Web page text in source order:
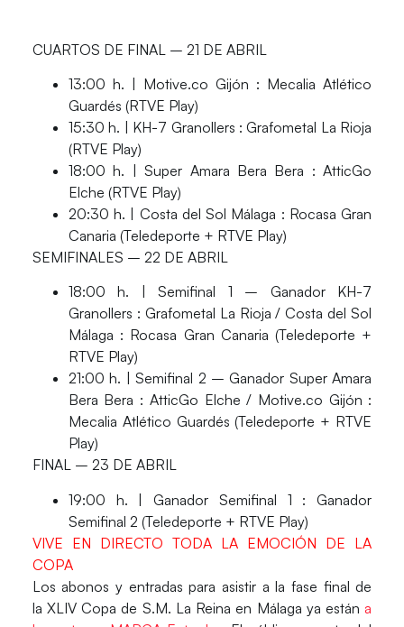
CUARTOS DE FINAL – 21 DE ABRIL
13:00 h. | Motive.co Gijón : Mecalia Atlético
Guardés (RTVE Play)
15:30 h. | KH-7 Granollers : Grafometal La Rioja
(RTVE Play)
18:00 h. | Super Amara Bera Bera : AtticGo
Elche (RTVE Play)
20:30 h. | Costa del Sol Málaga : Rocasa Gran
Canaria (Teledeporte + RTVE Play)
SEMIFINALES – 22 DE ABRIL
18:00 h. | Semifinal 1 – Ganador KH-7
Granollers : Grafometal La Rioja / Costa del Sol
Málaga : Rocasa Gran Canaria (Teledeporte +
RTVE Play)
21:00 h. | Semifinal 2 – Ganador Super Amara
Bera Bera : AtticGo Elche / Motive.co Gijón :
Mecalia Atlético Guardés (Teledeporte + RTVE
Play)
FINAL – 23 DE ABRIL
19:00 h. | Ganador Semifinal 1 : Ganador
Semifinal 2 (Teledeporte + RTVE Play)
VIVE EN DIRECTO TODA LA EMOCIÓN DE LA
COPA
Los abonos y entradas para asistir a la fase final de
la XLIV Copa de S.M. La Reina en Málaga ya están a